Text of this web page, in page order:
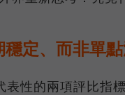
定、而非單
性的兩項評比